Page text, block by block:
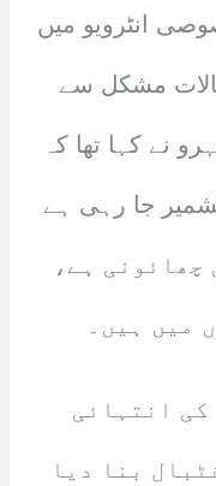
انٹرویو میں
مشکل سے
نے کہا تھا کہ
جا رہی ہے
فوج کی چھائونی ہے،
میں ہیں۔
انتہائی
بنا دیا